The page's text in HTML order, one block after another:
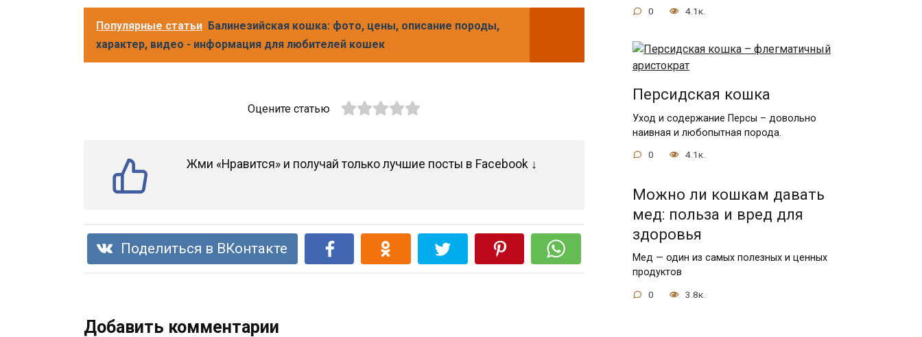
Популярные статьи Балинезийская кошка: фото, цены, описание породы,
характер, видео - информация для любителей кошек
Оцените статью
Жми «Нравится» и получай только лучшие посты в Facebook ↓
Поделиться в ВКонтакте
Добавить комментарии
0 4.1к.
Персидская кошка
Уход и содержание Персы – довольно
наивная и любопытная порода.
0 4.1к.
Можно ли кошкам давать
мед: польза и вред для
здоровья
Мед — один из самых полезных и ценных
продуктов
0 3.8к.